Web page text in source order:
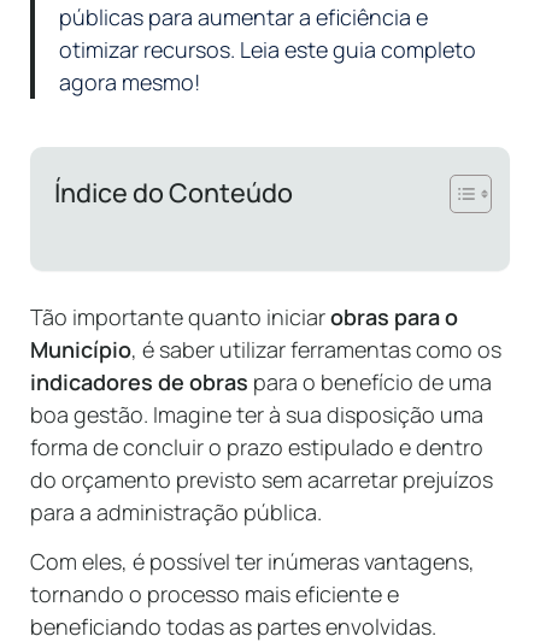
públicas para aumentar a eficiência e
otimizar recursos. Leia este guia completo
agora mesmo!
Índice do Conteúdo
Tão importante quanto iniciarobras para o
Município, é saber utilizar ferramentas como os
indicadores de obras para o benefício de uma
boa gestão. Imagine ter à sua disposição uma
forma de concluir o prazo estipulado e dentro
do orçamento previsto sem acarretar prejuízos
para a administração pública.
Com eles, é possível ter inúmeras vantagens,
tornando o processo mais eficiente e
beneficiando todas as partes envolvidas.